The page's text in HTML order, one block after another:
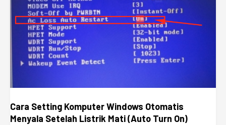
Cara Setting Komputer Windows Otomatis
Menyala Setelah Listrik Mati (Auto Turn On)